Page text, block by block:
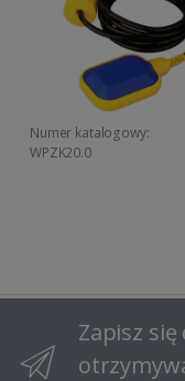
Numer katalogowy:
WPZK20.0
Zapisz